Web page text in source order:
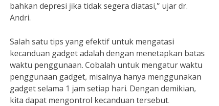
bahkan depresi jika tidak segera diatasi,” ujar dr.
Andri.
Salah satu tips yang efektif untuk mengatasi
kecanduan gadget adalah dengan menetapkan batas
waktu penggunaan. Cobalah untuk mengatur waktu
penggunaan gadget, misalnya hanya menggunakan
gadget selama 1 jam setiap hari. Dengan demikian,
kita dapat mengontrol kecanduan tersebut.